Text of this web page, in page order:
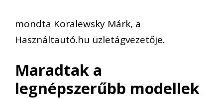
mondta Koralewsky Márk, a
Használtautó.hu üzletágvezetője.
Maradtak a
legnépszerűbb modellek